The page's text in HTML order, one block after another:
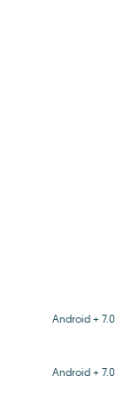
Android + 7.0
Android + 7.0